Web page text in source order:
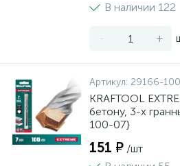
В наличии 122
- +
Артикул: 29166-
KRAFTOOL
бетону, 3-х
100-07}
151 ₽ /шт